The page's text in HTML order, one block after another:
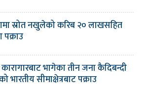
स्रोत नखुलेको करिब २० लाखसहित
कारागारबाट भागेका तीन जना कैदिबन्दी
भारतीय सीमाक्षेत्रबाट पक्राउ